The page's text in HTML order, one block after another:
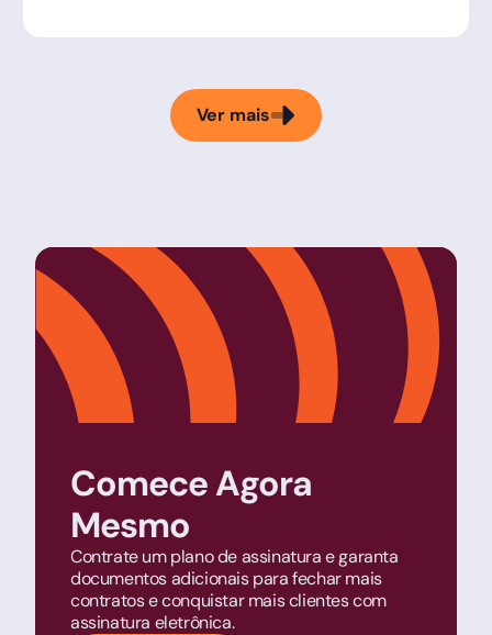
Ver mais
Comece Agora
Mesmo
Contrate um plano de assinatura e garanta
documentos adicionais para fechar mais
contratos e conquistar mais clientes com
assinatura eletrônica.